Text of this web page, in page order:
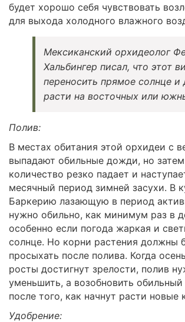
будет хорошо себя чувствовать
для выхода холодного влажного
Мексиканский орхидеолог
Хальбингер писал, что этот
переносить прямое солнце и
расти на восточных или
Полив:
В местах обитания этой орхидеи с
выпадают обильные дожди, но
количество резко падает и
месячный период зимней засухи. В
Баркерию лазающую в период
нужно обильно, как минимум раз в
особенно если погода жаркая и
солнце. Но корни растения должны
просыхать после полива. Когда
росты достигнут зрелости, полив
уменьшить, а возобновить
после того, как начнут расти новые
Удобрение: